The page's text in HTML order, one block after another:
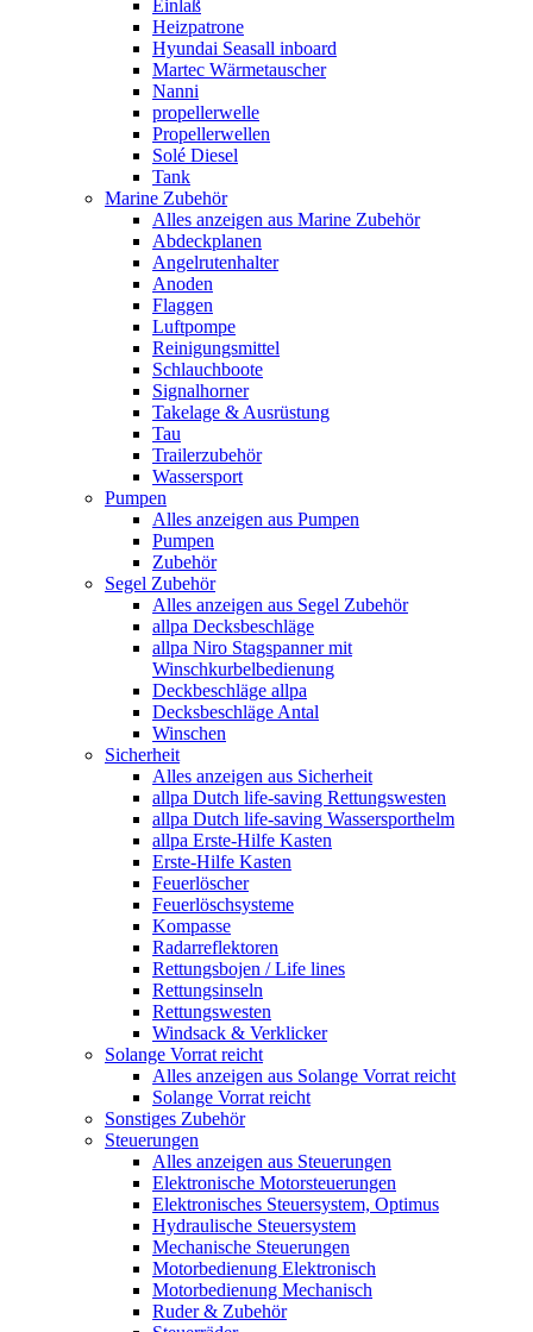
Einlaß
Heizpatrone
Hyundai Seasall inboard
Martec Wärmetauscher
Nanni
propellerwelle
Propellerwellen
Solé Diesel
Tank
Marine Zubehör
Alles anzeigen aus Marine Zubehör
Abdeckplanen
Angelrutenhalter
Anoden
Flaggen
Luftpompe
Reinigungsmittel
Schlauchboote
Signalhorner
Takelage & Ausrüstung
Tau
Trailerzubehör
Wassersport
Pumpen
Alles anzeigen aus Pumpen
Pumpen
Zubehör
Segel Zubehör
Alles anzeigen aus Segel Zubehör
allpa Decksbeschläge
allpa Niro Stagspanner mit
Winschkurbelbedienung
Deckbeschläge allpa
Decksbeschläge Antal
Winschen
Sicherheit
Alles anzeigen aus Sicherheit
allpa Dutch life-saving Rettungswesten
allpa Dutch life-saving Wassersporthelm
allpa Erste-Hilfe Kasten
Erste-Hilfe Kasten
Feuerlöscher
Feuerlöschsysteme
Kompasse
Radarreflektoren
Rettungsbojen / Life lines
Rettungsinseln
Rettungswesten
Windsack & Verklicker
Solange Vorrat reicht
Alles anzeigen aus Solange Vorrat reicht
Solange Vorrat reicht
Sonstiges Zubehör
Steuerungen
Alles anzeigen aus Steuerungen
Elektronische Motorsteuerungen
Elektronisches Steuersystem, Optimus
Hydraulische Steuersystem
Mechanische Steuerungen
Motorbedienung Elektronisch
Motorbedienung Mechanisch
Ruder & Zubehör